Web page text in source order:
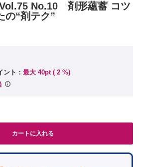
No.10 剤形蘊蓄 コツ
の“剤テク”
ト： 最大 40pt ( 2 %)
カートに入れる